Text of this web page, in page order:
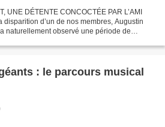
UNE DÉTENTE CONCOCTÉE PAR L’AMI
disparition d’un de nos membres, Augustin
naturellement observé une période de
: le parcours musical